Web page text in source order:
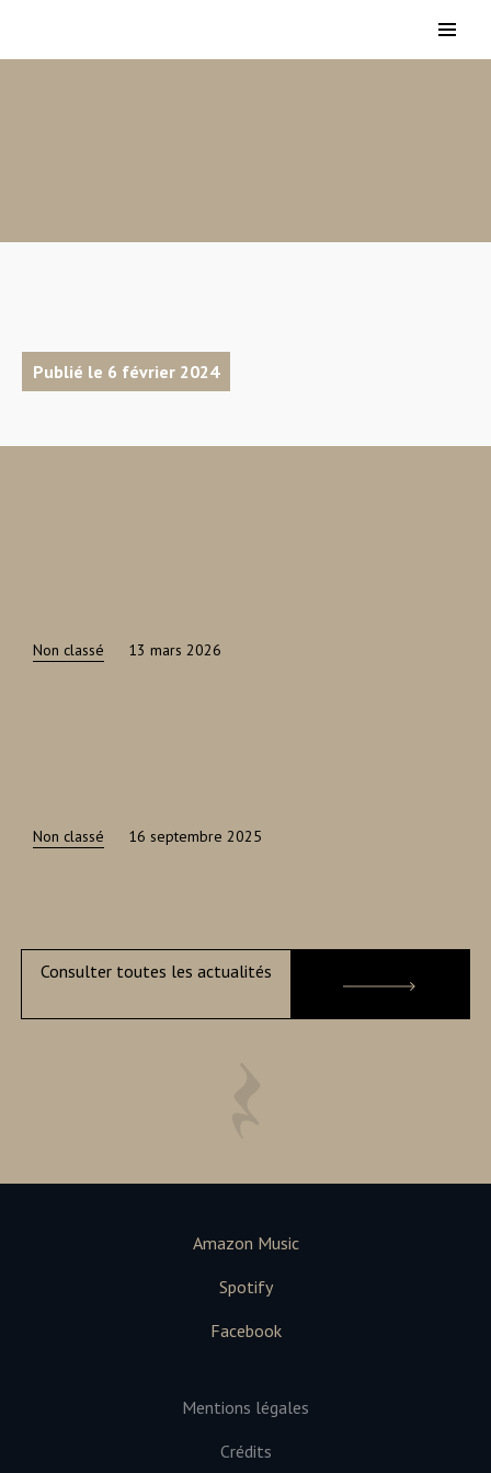
Publié le 6 février 2024
Non classé 13 mars 2026
Non classé 16 septembre 2025
Consulter toutes les actualités
Amazon Music
Spotify
Facebook
Mentions légales
Crédits